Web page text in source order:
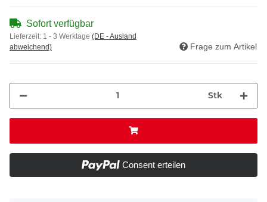
Sofort verfügbar
Lieferzeit: 1 - 3 Werktage (DE - Ausland
abweichend)
Frage zum Artikel
Stk
Consent erteilen